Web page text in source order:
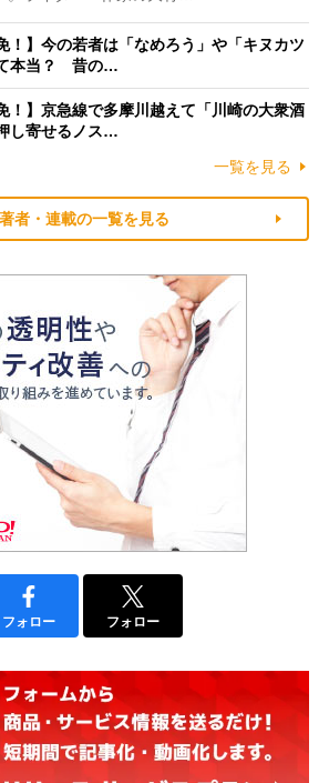
！】今の若者は「なめろう」や「キヌカツ
本当？ 昔の…
！】京急線で多摩川越えて「川崎の大衆酒
し寄せるノス…
一覧を見る
著者・連載の一覧を見る
フォロー フォロー